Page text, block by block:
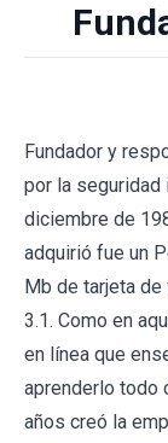
Fundador y
por la seguridad
diciembre de
adquirió fue un
Mb de tarjeta
3.1. Como en
en línea que
aprenderlo todo
años creó la